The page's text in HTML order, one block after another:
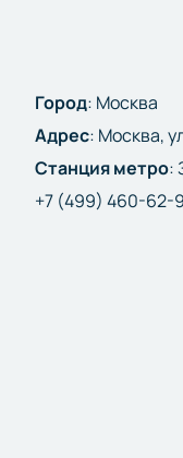
Город: Москва
Адрес: Москва,
Станция метро:
+7 (499) 460-62-